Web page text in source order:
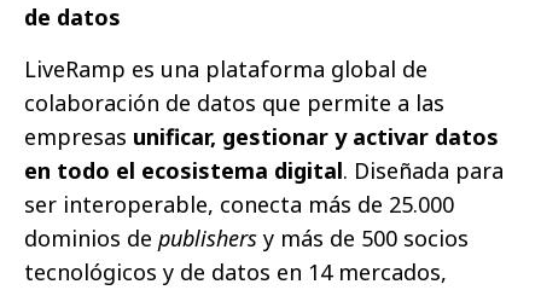
de datos
LiveRamp es una plataforma global de
colaboración de datos que permite a las
empresas unificar, gestionar y activar datos
en todo el ecosistema digital. Diseñada para
ser interoperable, conecta más de 25.000
dominios de publishers y más de 500 socios
tecnológicos y de datos en 14 mercados,